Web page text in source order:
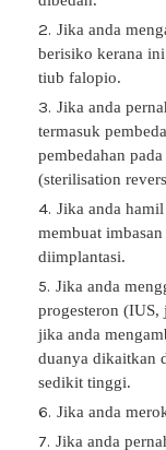
Jika anda
berisiko kerana
tiub falopio.
Jika anda
termasuk
pembedahan
(sterilisation
Jika anda
membuat
diimplantasi.
Jika anda
progesteron (IUS,
jika anda
duanya dikaitkan
sedikit tinggi.
Jika anda
Jika anda